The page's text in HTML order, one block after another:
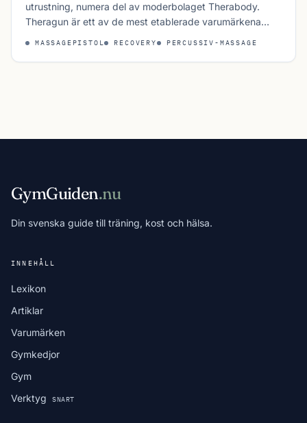
utrustning, numera del av moderbolaget Therabody.
Theragun är ett av de mest etablerade varumärkena
MASSAGEPISTOL RECOVERY PERCUSSIV-MASSAGE
GymGuiden.nu
Din svenska guide till träning, kost och hälsa.
INNEHÅLL
Lexikon
Artiklar
Varumärken
Gymkedjor
Gym
Verktyg
SNART